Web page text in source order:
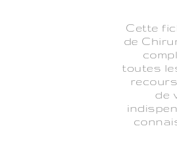
Cette
de
toutes
de